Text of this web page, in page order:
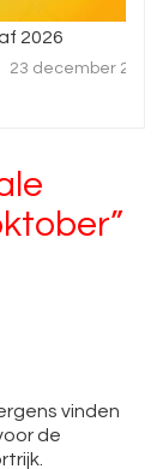
2025
”
vinden
de